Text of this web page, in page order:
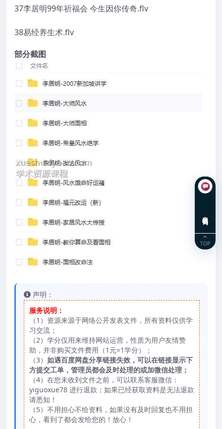
37李居明99年祈福会 今生因你传奇.flv
38易经养生术.flv
部分截图
声明：
服务说明：
（1）资源来源于网络公开发表文件，所有资料仅供学
习交流；
（2）学分仅用来维持网站运营，性质为用户友情赞
助，并非购买文件费用（1元=1学分）；
（3） 如遇百度网盘分享链接失效，可以在链接显示下
方提交工单，管理员都会及时处理的或加微信处理；
（4）在您未收到文件之前，可以联系客服微信：
yiguoxue78 进行退款；如果已经获取资料是无法退款
请悉知！
（5）不用担心不给资料，如果没有及时回复也不用担
心，看到了都会发给您的！放心！
TOP